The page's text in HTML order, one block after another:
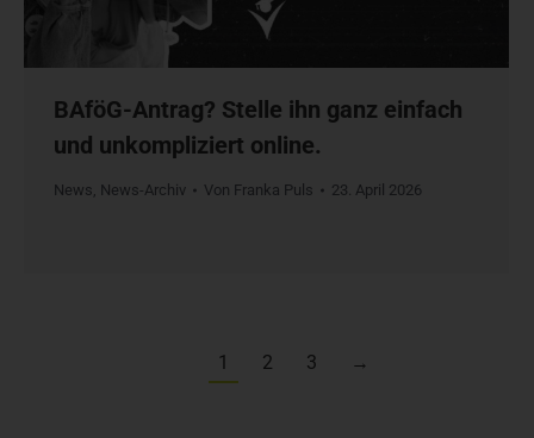
BAföG-Antrag? Stelle ihn ganz einfach
und unkompliziert online.
News, News-Archiv Von Franka Puls 23. April 2026
1 2 3 →